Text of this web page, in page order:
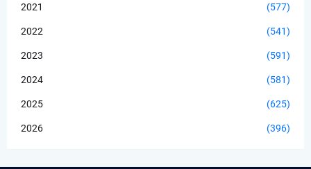
2021 (577)
2022 (541)
2023 (591)
2024 (581)
2025 (625)
2026 (396)